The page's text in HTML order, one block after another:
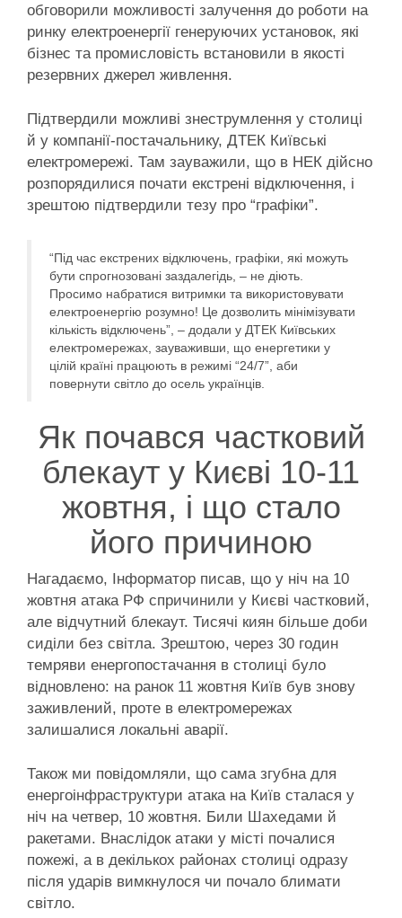
обговорили можливості залучення до роботи на
ринку електроенергії генеруючих установок, які
бізнес та промисловість встановили в якості
резервних джерел живлення.
Підтвердили можливі знеструмлення у столиці
й у компанії-постачальнику, ДТЕК Київські
електромережі. Там зауважили, що в НЕК дійсно
розпорядилися почати екстрені відключення, і
зрештою підтвердили тезу про “графіки”.
“Під час екстрених відключень, графіки, які можуть
бути спрогнозовані заздалегідь, – не діють.
Просимо набратися витримки та використовувати
електроенергію розумно! Це дозволить мінімізувати
кількість відключень”, – додали у ДТЕК Київських
електромережах, зауваживши, що енергетики у
цілій країні працюють в режимі “24/7”, аби
повернути світло до осель українців.
Як почався частковий
блекаут у Києві 10-11
жовтня, і що стало
його причиною
Нагадаємо, Інформатор писав, що у ніч на 10
жовтня атака РФ спричинили у Києві частковий,
але відчутний блекаут. Тисячі киян більше доби
сиділи без світла. Зрештою, через 30 годин
темряви енергопостачання в столиці було
відновлено: на ранок 11 жовтня Київ був знову
заживлений, проте в електромережах
залишалися локальні аварії.
Також ми повідомляли, що сама згубна для
енергоінфраструктури атака на Київ сталася у
ніч на четвер, 10 жовтня. Били Шахедами й
ракетами. Внаслідок атаки у місті почалися
пожежі, а в декількох районах столиці одразу
після ударів вимкнулося чи почало блимати
світло.